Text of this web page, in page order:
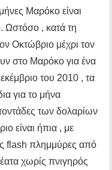
Μαρόκο είναι
Ωστόσο , κατά τη
Οκτώβριο μέχρι τον
στο Μαρόκο για ένα
του 2010 , τα
για το μήνα
των δολαρίων
είναι ήπια , με
flash πλημμύρες από
χωρίς πνιγηρός